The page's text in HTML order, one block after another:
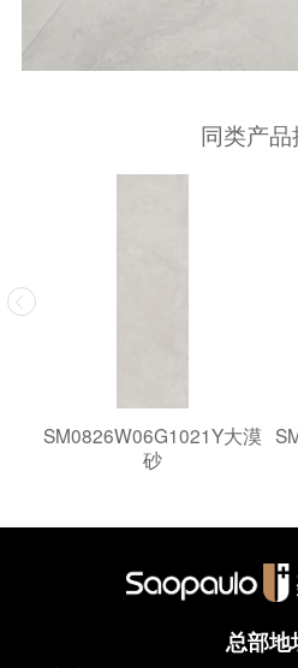
同类产
SM0826W06G1021Y大漠
砂
总部地